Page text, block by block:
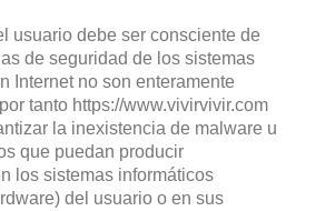
usuario debe ser consciente de
de seguridad de los sistemas
Internet no son enteramente
tanto https://www.vivirvivir.com
la inexistencia de malware u
que puedan producir
los sistemas informáticos
del usuario o en sus